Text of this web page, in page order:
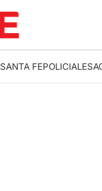
SANTA FEPOLICIALES